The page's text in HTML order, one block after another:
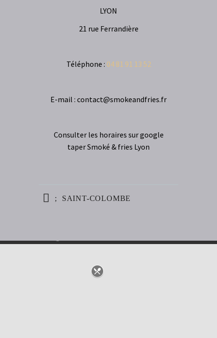
LYON
21 rue Ferrandière
Téléphone : 04 81 91 13 52
E-mail : contact@smokeandfries.fr
Consulter les horaires sur google
taper Smoké & fries Lyon
SAINT-COLOMBE